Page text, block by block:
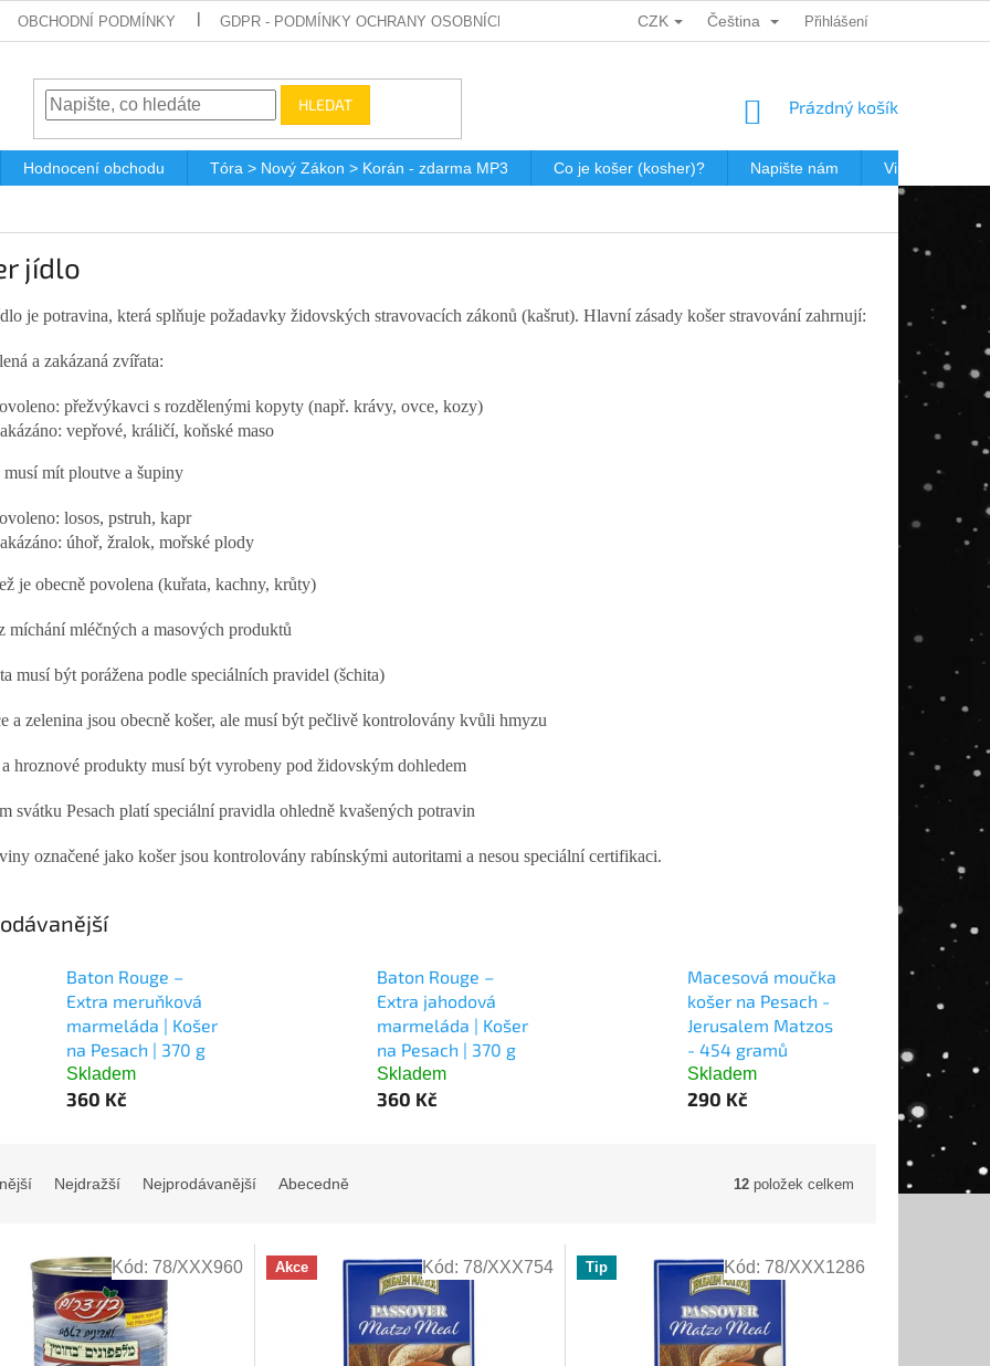
OBCHODNÍ PODMÍNKY GDPR - PODMÍNKY OCHRANY OSOBNÍCH ÚDAJŮ DÁRKOVÉ KUPONY POŠTOVNÉ V JEWISHOP
CZK Čeština Přihlášení
HLEDAT
NÁKUPNÍ
Prázdný košík
Hodnocení obchodu Tóra > Nový Zákon > Korán - zdarma MP3 Co je košer (kosher)? Napište nám Virtualní
jídlo
je potravina, která splňuje požadavky židovských stravovacích zákonů (kašrut). Hlavní zásady košer stravování zahrnují:
a zakázaná zvířata:
přežvýkavci s rozdělenými kopyty (např. krávy, ovce, kozy)
vepřové, králičí, koňské maso
mít ploutve a šupiny
losos, pstruh, kapr
úhoř, žralok, mořské plody
je obecně povolena (kuřata, kachny, krůty)
míchání mléčných a masových produktů
musí být porážena podle speciálních pravidel (šchita)
a zelenina jsou obecně košer, ale musí být pečlivě kontrolovány kvůli hmyzu
hroznové produkty musí být vyrobeny pod židovským dohledem
svátku Pesach platí speciální pravidla ohledně kvašených potravin
označené jako košer jsou kontrolovány rabínskými autoritami a nesou speciální certifikaci.
Baton Rouge –
Extra meruňková
marmeláda | Košer
na Pesach | 370 g
Skladem
360 Kč
Baton Rouge –
Extra jahodová
marmeláda | Košer
na Pesach | 370 g
Skladem
360 Kč
Macesová moučka
košer na Pesach -
Jerusalem Matzos
- 454 gramů
Skladem
290 Kč
Nejdražší Nejprodávanější Abecedně 12 položek celkem
Kód: 78/XXX960 Akce Kód: 78/XXX754 Tip Kód: 78/XXX1286